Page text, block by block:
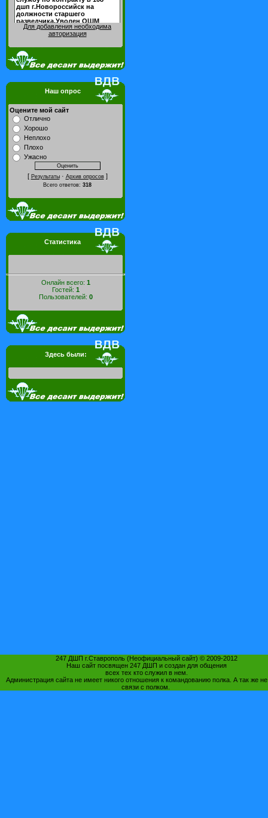
Для добавления необходима
авторизация
Наш опрос
Оцените мой сайт
Отлично
Хорошо
Неплохо
Плохо
Ужасно
[ Результаты· Архив опросов]
Всего ответов: 318
Статистика
Онлайн всего: 1
Гостей: 1
Пользователей: 0
Здесь были:
247 ДШП г.Ставрополь (Неофициальный сайт) © 2009-2012
Наш сайт посвящен 247 ДШП и создан для общения
всех тех кто служил в нем.
Администрация сайта не имеет никого отношения к командованию полка. А так же
связи с полком.